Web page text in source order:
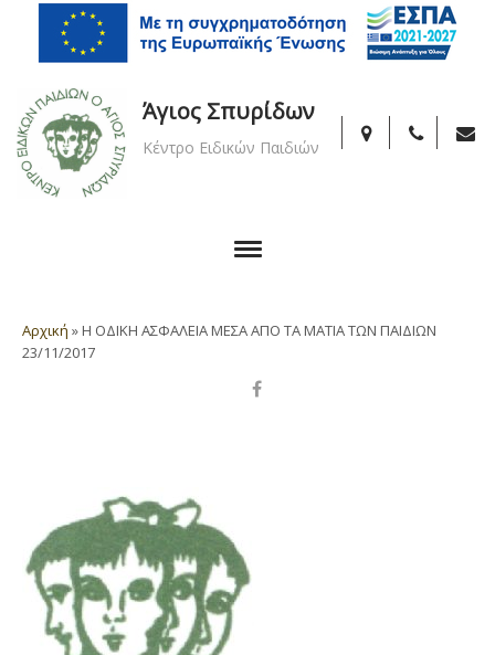
Άγιος Σπυρίδων
Κέντρο Ειδικών Παιδιών
Αρχική »Η ΟΔΙΚΗ ΑΣΦΑΛΕΙΑ ΜΕΣΑ ΑΠΟ ΤΑ ΜΑΤΙΑ ΤΩΝ ΠΑΙΔΙΩΝ
23/11/2017